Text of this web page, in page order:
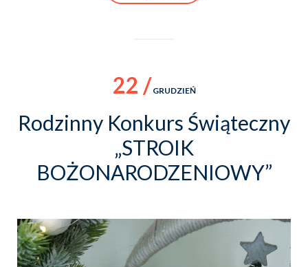
22 / GRUDZIEŃ
Rodzinny Konkurs Świąteczny
„STROIK
BOŻONARODZENIOWY”